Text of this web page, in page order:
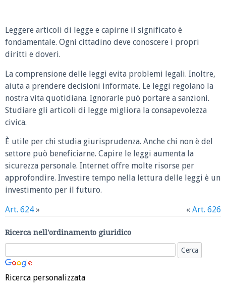
Leggere articoli di legge e capirne il significato è
fondamentale. Ogni cittadino deve conoscere i propri
diritti e doveri.
La comprensione delle leggi evita problemi legali. Inoltre,
aiuta a prendere decisioni informate. Le leggi regolano la
nostra vita quotidiana. Ignorarle può portare a sanzioni.
Studiare gli articoli di legge migliora la consapevolezza
civica.
È utile per chi studia giurisprudenza. Anche chi non è del
settore può beneficiarne. Capire le leggi aumenta la
sicurezza personale. Internet offre molte risorse per
approfondire. Investire tempo nella lettura delle leggi è un
investimento per il futuro.
Art. 624 » « Art. 626
Ricerca nell'ordinamento giuridico
Ricerca personalizzata